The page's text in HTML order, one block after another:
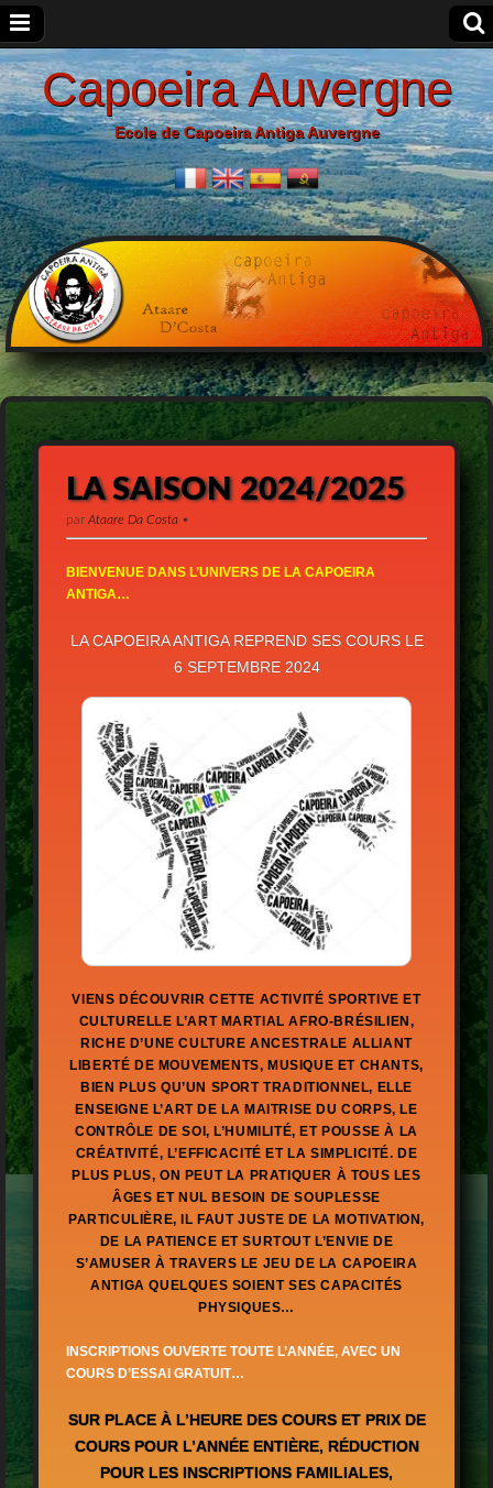
Capoeira Auvergne
Ecole de Capoeira Antiga Auvergne
LA SAISON 2024/2025
par Ataare Da Costa •
BIENVENUE DANS L’UNIVERS DE LA CAPOEIRA
ANTIGA…
LA CAPOEIRA ANTIGA REPREND SES COURS LE
6 SEPTEMBRE 2024
VIENS DÉCOUVRIR CETTE ACTIVITÉ SPORTIVE ET
CULTURELLE L’ART MARTIAL AFRO-BRÉSILIEN,
RICHE D’UNE CULTURE ANCESTRALE ALLIANT
LIBERTÉ DE MOUVEMENTS, MUSIQUE ET CHANTS,
BIEN PLUS QU’UN SPORT TRADITIONNEL, ELLE
ENSEIGNE L’ART DE LA MAITRISE DU CORPS, LE
CONTRÔLE DE SOI, L’HUMILITÉ, ET POUSSE À LA
CRÉATIVITÉ, L’EFFICACITÉ ET LA SIMPLICITÉ. DE
PLUS PLUS, ON PEUT LA PRATIQUER À TOUS LES
ÂGES ET NUL BESOIN DE SOUPLESSE
PARTICULIÈRE, IL FAUT JUSTE DE LA MOTIVATION,
DE LA PATIENCE ET SURTOUT L’ENVIE DE
S’AMUSER À TRAVERS LE JEU DE LA CAPOEIRA
ANTIGA QUELQUES SOIENT SES CAPACITÉS
PHYSIQUES…
INSCRIPTIONS OUVERTE TOUTE L’ANNÉE, AVEC UN
COURS D’ESSAI GRATUIT…
SUR PLACE À L’HEURE DES COURS ET PRIX DE
COURS POUR L’ANNÉE ENTIÈRE, RÉDUCTION
POUR LES INSCRIPTIONS FAMILIALES,